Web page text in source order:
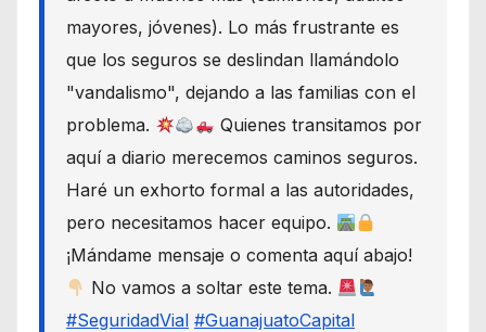
mayores, jóvenes). Lo más frustrante es
que los seguros se deslindan llamándolo
"vandalismo", dejando a las familias con el
problema.
Quienes transitamos por
aquí a diario merecemos caminos seguros.
Haré un exhorto formal a las autoridades,
pero necesitamos hacer equipo.
¡Mándame mensaje o comenta aquí abajo!
No vamos a soltar este tema.
#SeguridadVial #GuanajuatoCapital